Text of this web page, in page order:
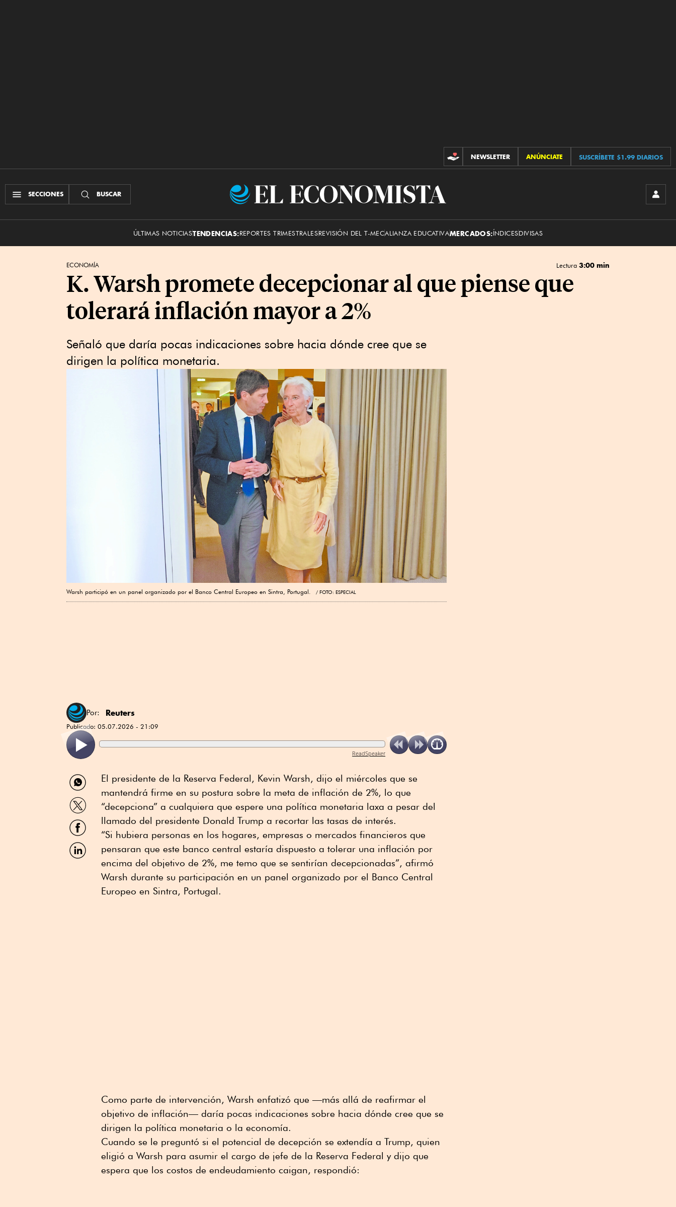
CONTRIBUCIONES
NEWSLETTER ANÚNCIATE SUSCRÍBETE $1.99 DIARIOS
SECCIONES BUSCAR
El
ÚLTIMAS NOTICIASTENDENCIAS:REPORTES TRIMESTRALESREVISIÓN DEL T-MECALIANZA EDUCATIVAMERCADOS:ÍNDICESDIVISAS
ECONOMÍA Lectura 3:00 min
K. Warsh promete decepcionar al que piense que
tolerará inflación mayor a 2%
Señaló que daría pocas indicaciones sobre hacia dónde cree que se
dirigen la política monetaria.
Warsh participó en un panel organizado por el Banco Central Europeo en Sintra, Portugal. FOTO: ESPECIAL
Por: Reuters
Publicado: 05.07.2026 - 21:09
ReadSpeaker
Compartir
por
WhatsApp
Compartir
por
Twitter
Compartir
por
Facebook
Compartir
por
El presidente de la Reserva Federal, Kevin Warsh, dijo el miércoles que se
mantendrá firme en su postura sobre la meta de inflación de 2%, lo que
“decepciona” a cualquiera que espere una política monetaria laxa a pesar del
llamado del presidente Donald Trump a recortar las tasas de interés.
“Si hubiera personas en los hogares, empresas o mercados financieros que
pensaran que este banco central estaría dispuesto a tolerar una inflación por
encima del objetivo de 2%, me temo que se sentirían decepcionadas”, afirmó
Warsh durante su participación en un panel organizado por el Banco Central
Europeo en Sintra, Portugal.
Como parte de intervención, Warsh enfatizó que —más allá de reafirmar el
objetivo de inflación— daría pocas indicaciones sobre hacia dónde cree que se
dirigen la política monetaria o la economía.
Cuando se le preguntó si el potencial de decepción se extendía a Trump, quien
eligió a Warsh para asumir el cargo de jefe de la Reserva Federal y dijo que
espera que los costos de endeudamiento caigan, respondió: